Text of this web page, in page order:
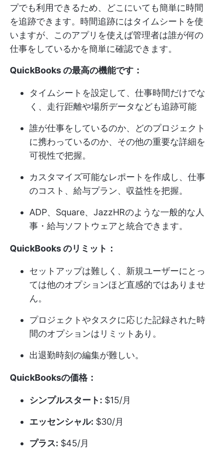
プでも利用できるため、どこにいても簡単に時間
を追跡できます。時間追跡にはタイムシートを使
いますが、このアプリを使えば管理者は誰が何の
仕事をしているかを簡単に確認できます。
QuickBooks の最高の機能です：
タイムシートを設定して、仕事時間だけでな
く、走行距離や場所データなども追跡可能
誰が仕事をしているのか、どのプロジェクト
に携わっているのか、その他の重要な詳細を
可視性で把握。
カスタマイズ可能なレポートを作成し、仕事
のコスト、給与プラン、収益性を把握。
ADP、Square、JazzHRのような一般的な人
事・給与ソフトウェアと統合できます。
QuickBooks のリミット：
セットアップは難しく、新規ユーザーにとっ
ては他のオプションほど直感的ではありませ
ん。
プロジェクトやタスクに応じた記録された時
間のオプションはリミットあり。
出退勤時刻の編集が難しい。
QuickBooksの価格：
シンプルスタート: $15/月
エッセンシャル: $30/月
プラス: $45/月